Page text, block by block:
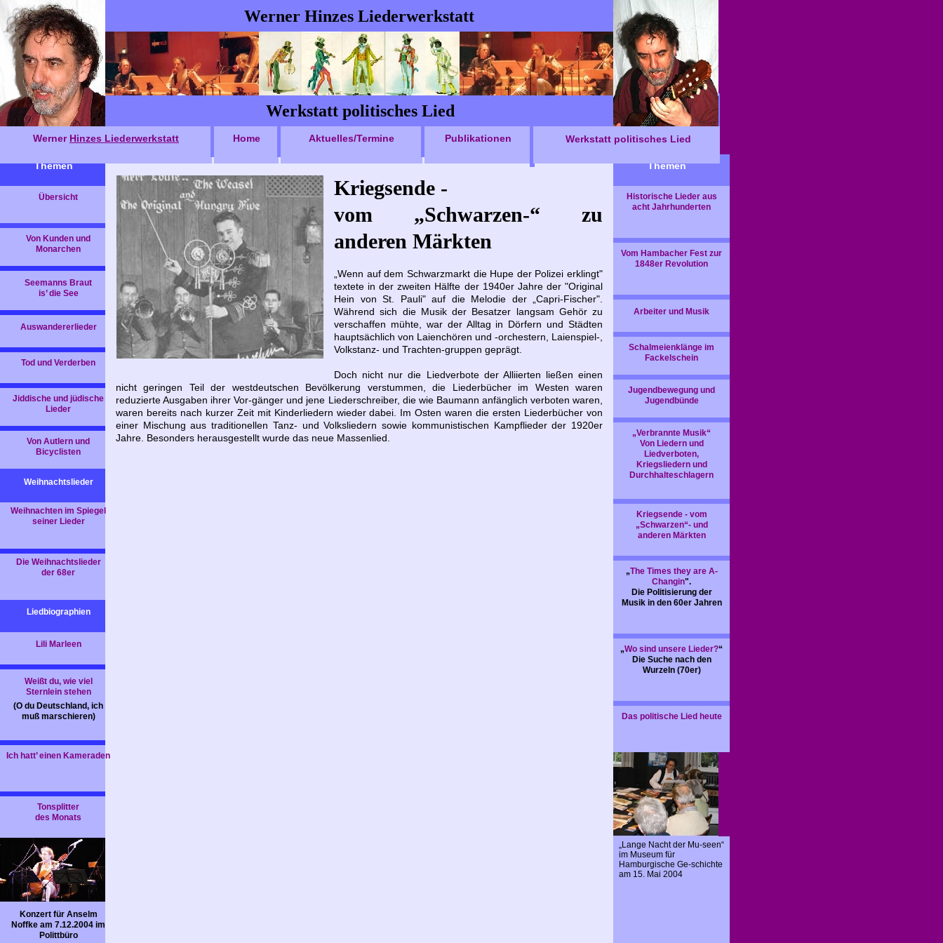
Werner Hinzes Liederwerkstatt
Themen
Übersicht
Von Kunden und
Monarchen
Seemanns Braut
is’ die See
Auswandererlieder
Tod und Verderben
Jiddische und jüdische
Lieder
Von Autlern und
Bicyclisten
Weihnachtslieder
Weihnachten im Spiegel
seiner Lieder
Die Weihnachtslieder
der 68er
Liedbiographien
Lili Marleen
Weißt du, wie viel
Sternlein stehen
(O du Deutschland, ich
muß marschieren)
Ich hatt’ einen Kameraden
Tonsplitter
des Monats
Konzert für Anselm
Noffke am 7.12.2004 im
Polittbüro
Kriegsende -
vom „Schwarzen-“ zu
anderen Märkten
„Wenn auf dem Schwarzmarkt die Hupe der Polizei erklingt"
textete in der zweiten Hälfte der 1940er Jahre der "Original
Hein von St. Pauli" auf die Melodie der „Capri-Fischer".
Während sich die Musik der Besatzer langsam Gehör zu
verschaffen mühte, war der Alltag in Dörfern und Städten
hauptsächlich von Laienchören und -orchestern, Laienspiel-,
Volkstanz- und Trachten-gruppen geprägt.
Doch nicht nur die Liedverbote der Alliierten ließen einen
nicht geringen Teil der westdeutschen Bevölkerung verstummen, die Liederbücher im Westen waren
reduzierte Ausgaben ihrer Vor-gänger und jene Liederschreiber, die wie Baumann anfänglich verboten waren,
waren bereits nach kurzer Zeit mit Kinderliedern wieder dabei. Im Osten waren die ersten Liederbücher von
einer Mischung aus traditionellen Tanz- und Volksliedern sowie kommunistischen Kampflieder der 1920er
Jahre. Besonders herausgestellt wurde das neue Massenlied.
Themen
Historische Lieder aus
acht Jahrhunderten
Vom Hambacher Fest zur
1848er Revolution
Arbeiter und Musik
Schalmeienklänge im
Fackelschein
Jugendbewegung und
Jugendbünde
„Verbrannte Musik“
Von Liedern und
Liedverboten,
Kriegsliedern und
Durchhalteschlagern
Kriegsende - vom
„Schwarzen“- und
anderen Märkten
„The Times they are A-
Changin".
Die Politisierung der
Musik in den 60er Jahren
„Wo sind unsere Lieder?“
Die Suche nach den
Wurzeln (70er)
Das politische Lied heute
„Lange Nacht der Mu-seen“
im Museum für
Hamburgische Ge-schichte
am 15. Mai 2004
Werkstatt politisches Lied
Werner Hinzes Liederwerkstatt Home Aktuelles/Termine Publikationen Werkstatt politisches Lied